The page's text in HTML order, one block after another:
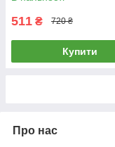
511 ₴ 720 ₴
Купити
Про нас